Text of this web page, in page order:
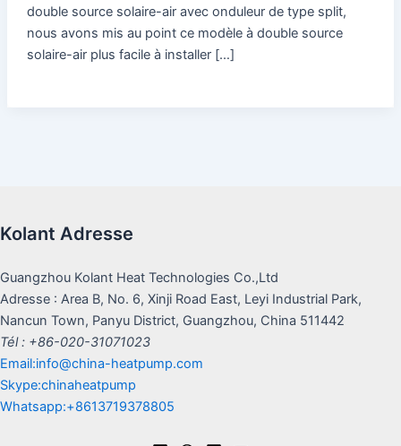
double source solaire-air avec onduleur de type split,
nous avons mis au point ce modèle à double source
solaire-air plus facile à installer […]
Kolant Adresse
Guangzhou Kolant Heat Technologies Co.,Ltd
Adresse : Area B, No. 6, Xinji Road East, Leyi Industrial Park,
Nancun Town, Panyu District, Guangzhou, China 511442
Tél : +86-020-31071023
Email:info@china-heatpump.com
Skype:chinaheatpump
Whatsapp:+8613719378805